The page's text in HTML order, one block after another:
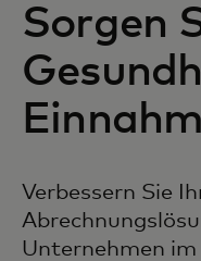
Sorgen
Verbessern Sie
Unternehmen